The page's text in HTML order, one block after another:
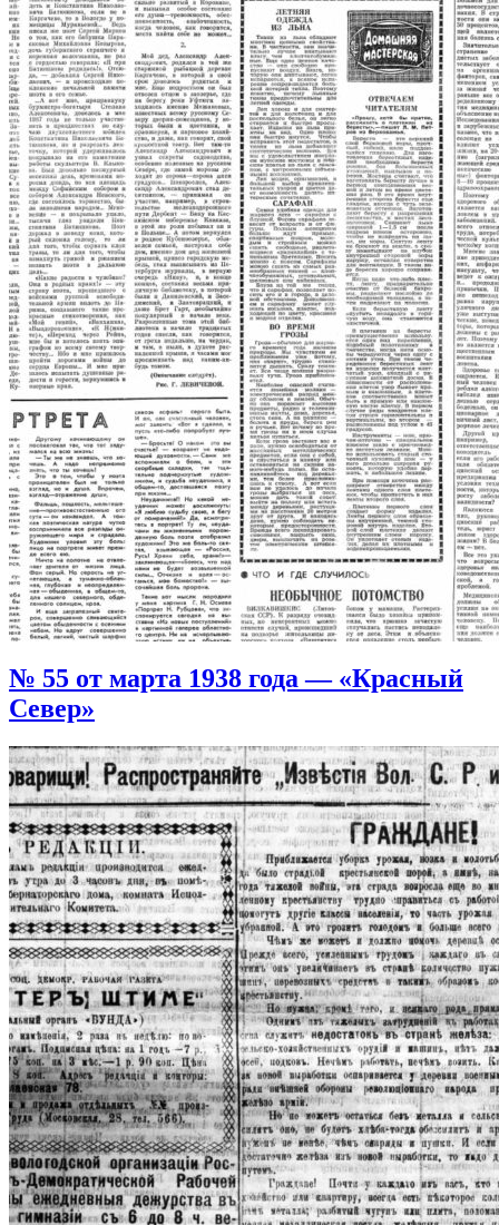
№ 55 от марта 1938 года — «Красный
Север»